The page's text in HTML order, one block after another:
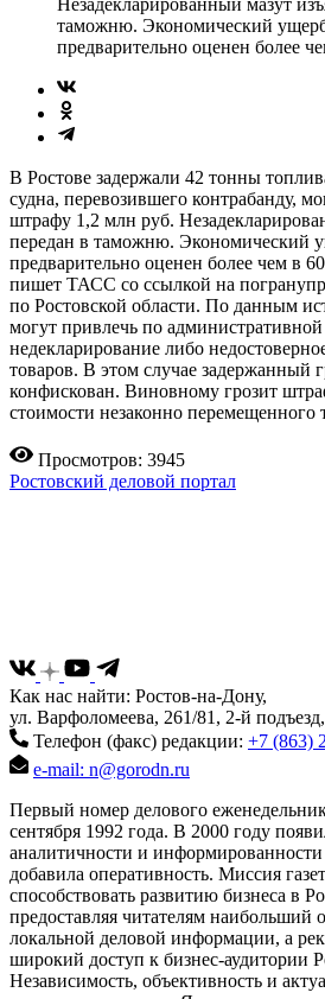
Незадекларированный мазут
таможню. Экономический ущерб
предварительно оценен более
В Ростове задержали 42 тонны
судна, перевозившего контрабанду,
штрафу 1,2 млн руб.
передан в таможню. Экономический
предварительно оценен более чем в
пишет ТАСС со ссылкой на
по Ростовской области. По данным
могут привлечь по административной
недекларирование либо
товаров. В этом случае задержанный
конфискован. Виновному грозит
стоимости незаконно перемещенного
Просмотров: 3945
Ростовский деловой портал
Как нас найти: Ростов-на-Дону,
ул. Варфоломеева, 261/81, 2-й
Телефон (факс) редакции: +7 (863)
e-mail: n@gorodn.ru
Первый номер делового
сентября 1992 года. В 2000 году
аналитичности и
добавила оперативность. Миссия
способствовать развитию бизнеса в
предоставляя читателям наибольший
локальной деловой информации, а
широкий доступ к бизнес-аудитории
Независимость, объективность и